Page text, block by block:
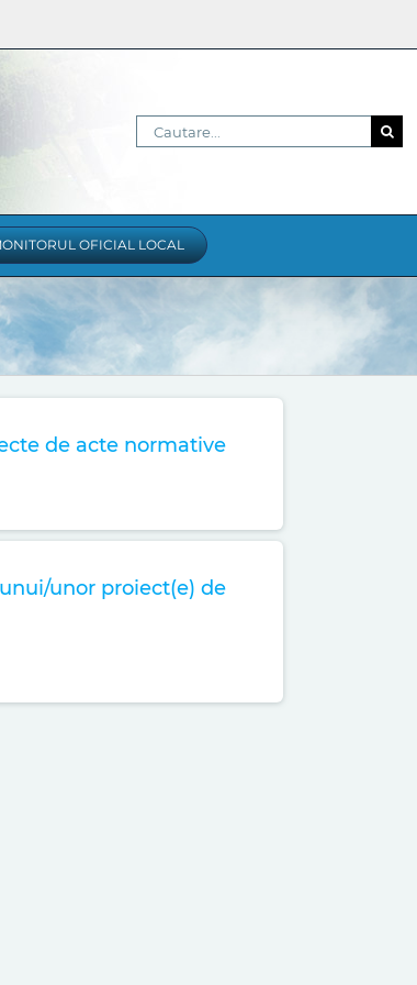
Cautare...
OFICIAL LOCAL
de acte normative
unor proiect(e) de